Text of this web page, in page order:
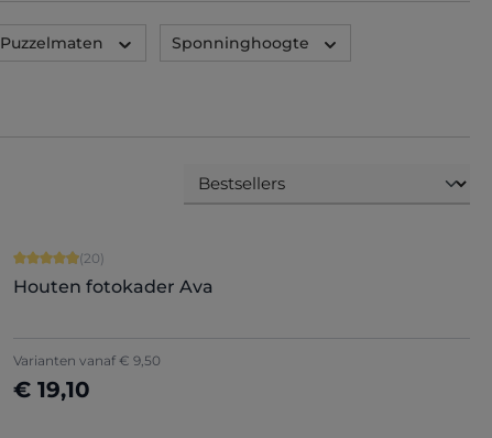
Puzzelmaten Sponninghoogte
Gemiddelde score van 4.9 op 5 sterren
(20)
Houten fotokader Ava
Varianten vanaf € 9,50
€ 19,10
Nu configureren